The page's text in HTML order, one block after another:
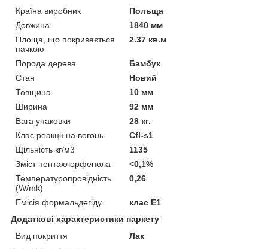
Країна виробник
Польща
Довжина
1840 мм
Площа, що покривається
пачкою
2.37 кв.м
Порода дерева
Бамбук
Стан
Новий
Товщина
10 мм
Ширина
92 мм
Вага упаковки
28 кг.
Клас реакції на вогонь
Cfl-s1
Щільність кг/м3
1135
Зміст пентахлорфенола
<0,1%
Температуропровідність
(W/mk)
0,26
Емісія формальдегіду
клас Е1
Додаткові характеристики паркету
Вид покриття
Лак